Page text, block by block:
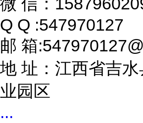
Q Q :547970127
邮 箱
地 址：江西省吉
业园区
...